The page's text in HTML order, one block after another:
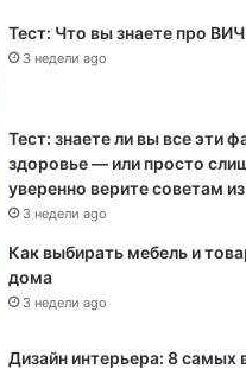
Тест: Что вы знаете про
3 недели ago
Тест: знаете ли вы все эти
здоровье — или просто
уверенно верите советам
3 недели ago
Как выбирать мебель и
дома
3 недели ago
Дизайн интерьера: 8 самых